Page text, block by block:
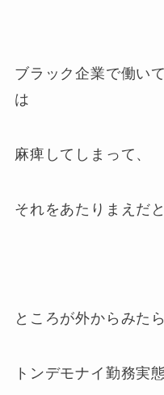
ブラック企業で働い
は
麻痺してしまって、
それをあたりまえだ
ところが外からみたら
トンデモナイ勤務実態